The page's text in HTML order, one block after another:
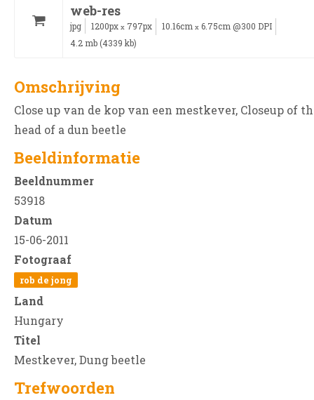
web-res
jpg 1200px x 797px 10.16cm x 6.75cm @300 DPI
4.2 mb (4339 kb)
Omschrijving
Close up van de kop van een mestkever, Closeup of
head of a dun beetle
Beeldinformatie
Beeldnummer
53918
Datum
15-06-2011
Fotograaf
rob de jong
Land
Hungary
Titel
Mestkever, Dung beetle
Trefwoorden